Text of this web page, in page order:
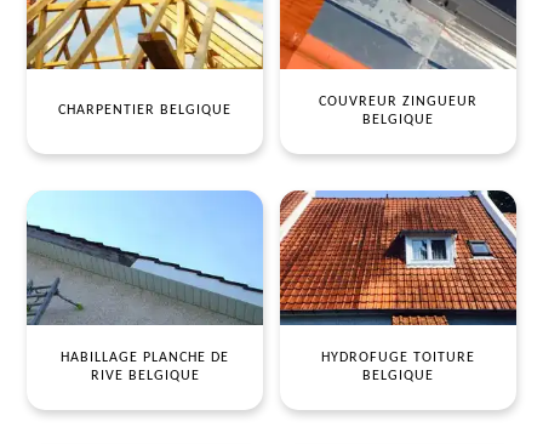
CHARPENTIER BELGIQUE
COUVREUR ZINGUEUR
BELGIQUE
HABILLAGE PLANCHE DE
RIVE BELGIQUE
HYDROFUGE TOITURE
BELGIQUE